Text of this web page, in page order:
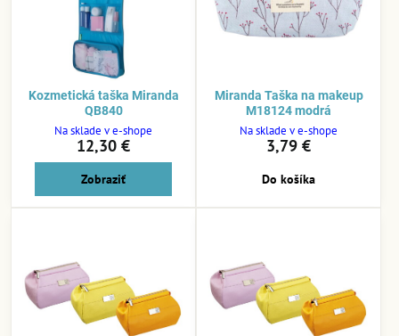
Kozmetická taška Miranda
QB840
Na sklade v e-shope
12,30 €
Zobraziť
Miranda Taška na makeup
M18124 modrá
Na sklade v e-shope
3,79 €
Do košíka